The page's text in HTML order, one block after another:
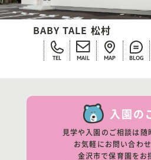
BABY TALE 松村
TEL MAIL MAP BLOG
入園の
見学や入園のご相談は随
お気軽にお問い合わせ
金沢市で保育園をお